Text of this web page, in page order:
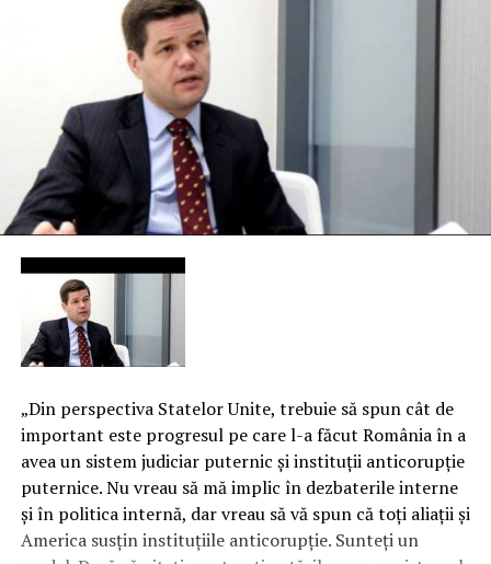
„Din perspectiva Statelor Unite, trebuie să spun cât de
important este progresul pe care l-a făcut România în a
avea un sistem judiciar puternic şi instituţii anticorupţie
puternice. Nu vreau să mă implic în dezbaterile interne
şi în politica internă, dar vreau să vă spun că toţi aliaţii şi
America susţin instituţiile anticorupţie. Sunteţi un